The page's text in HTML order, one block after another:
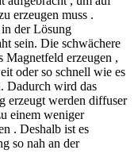
erzeugen muss .
der Lösung
sein. Die schwächere
Magnetfeld erzeugen ,
oder so schnell wie es
Dadurch wird das
erzeugt werden diffuser
einem weniger
. Deshalb ist es
so nah an der